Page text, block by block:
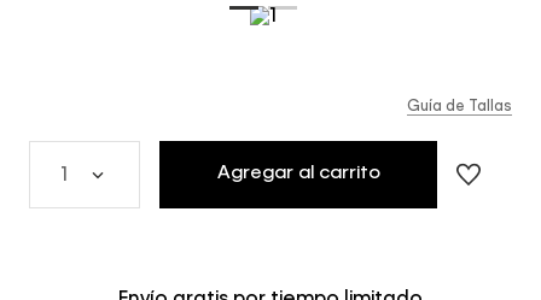
Guía de Tallas
Agregar al carrito